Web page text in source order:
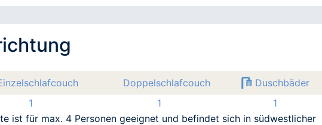
1
Doppelschlafcouch
1
Duschbäder
1
ist für max. 4 Personen geeignet und befindet sich in südwestlicher